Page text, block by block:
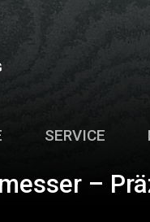
SERVICE
–